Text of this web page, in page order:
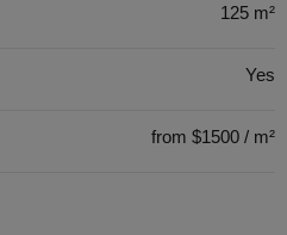
125 m²
Yes
from $1500 / m²